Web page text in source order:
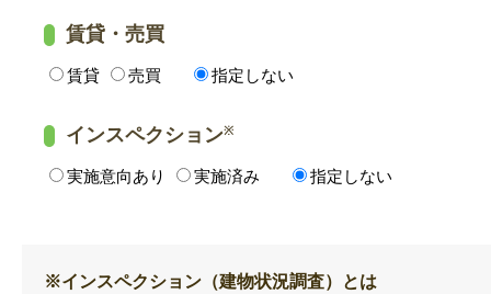
賃貸・売買
賃貸 売買 指定しない
インスペクション※
実施意向あり 実施済み 指定しない
※インスペクション（建物状況調査）とは